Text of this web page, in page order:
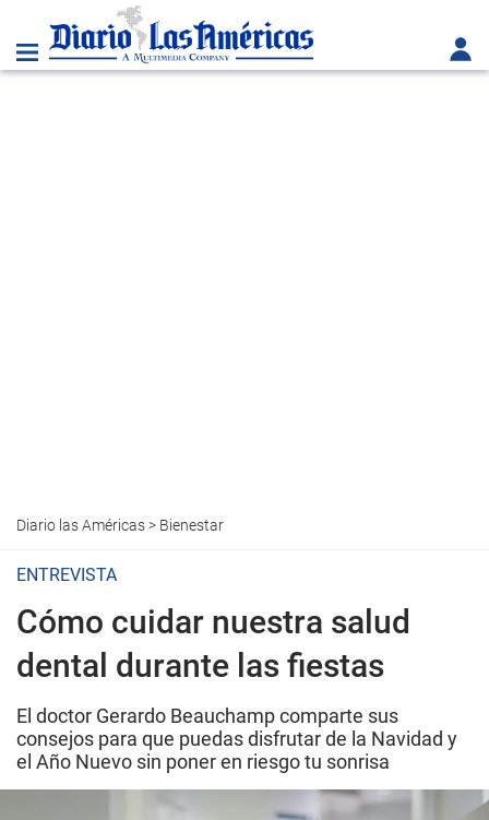
Diario las Américas> Bienestar
ENTREVISTA
Cómo cuidar nuestra salud
dental durante las fiestas
El doctor Gerardo Beauchamp comparte sus
consejos para que puedas disfrutar de la Navidad y
el Año Nuevo sin poner en riesgo tu sonrisa